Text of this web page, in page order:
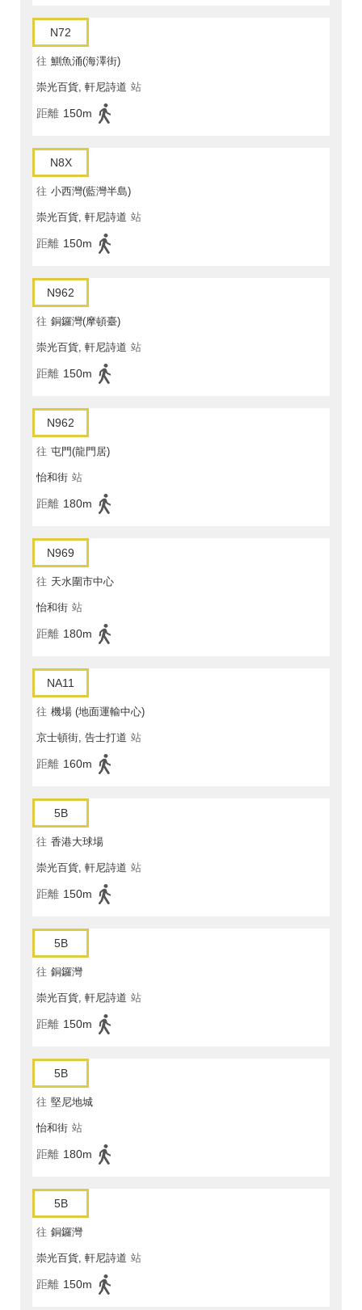
N72
往 鰂魚涌(海澤街)
崇光百貨, 軒尼詩道 站
距離 150m
N8X
往 小西灣(藍灣半島)
崇光百貨, 軒尼詩道 站
距離 150m
N962
往 銅鑼灣(摩頓臺)
崇光百貨, 軒尼詩道 站
距離 150m
N962
往 屯門(龍門居)
怡和街 站
距離 180m
N969
往 天水圍市中心
怡和街 站
距離 180m
NA11
往 機場 (地面運輸中心)
京士頓街, 告士打道 站
距離 160m
5B
往 香港大球場
崇光百貨, 軒尼詩道 站
距離 150m
5B
往 銅鑼灣
崇光百貨, 軒尼詩道 站
距離 150m
5B
往 堅尼地城
怡和街 站
距離 180m
5B
往 銅鑼灣
崇光百貨, 軒尼詩道 站
距離 150m